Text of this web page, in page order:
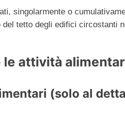
singolarmente o
tetto degli edifici circostanti
attività
(solo al